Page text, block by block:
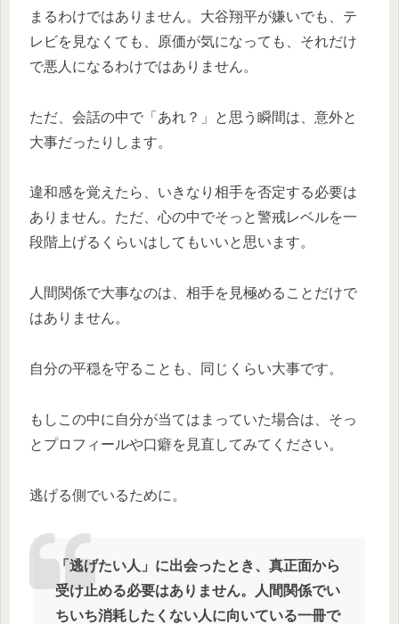
まるわけではありません。大谷翔平が嫌いでも、テ
レビを見なくても、原価が気になっても、それだけ
で悪人になるわけではありません。
ただ、会話の中で「あれ？」と思う瞬間は、意外と
大事だったりします。
違和感を覚えたら、いきなり相手を否定する必要は
ありません。ただ、心の中でそっと警戒レベルを一
段階上げるくらいはしてもいいと思います。
人間関係で大事なのは、相手を見極めることだけで
はありません。
自分の平穏を守ることも、同じくらい大事です。
もしこの中に自分が当てはまっていた場合は、そっ
とプロフィールや口癖を見直してみてください。
逃げる側でいるために。
「逃げたい人」に出会ったとき、真正面から
受け止める必要はありません。人間関係でい
ちいち消耗したくない人に向いている一冊で